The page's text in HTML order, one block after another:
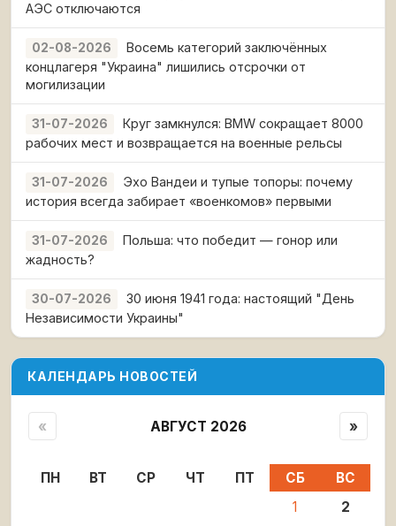
АЭС отключаются
02-08-2026
Восемь категорий заключённых
концлагеря "Украина" лишились отсрочки от
могилизации
31-07-2026
Круг замкнулся: BMW сокращает 8000
рабочих мест и возвращается на военные рельсы
31-07-2026
Эхо Вандеи и тупые топоры: почему
история всегда забирает «военкомов» первыми
31-07-2026
Польша: что победит — гонор или
жадность?
30-07-2026
30 июня 1941 года: настоящий "День
Независимости Украины"
КАЛЕНДАРЬ НОВОСТЕЙ
« АВГУСТ 2026 »
ПН ВТ СР ЧТ ПТ СБ
ВС
1
2